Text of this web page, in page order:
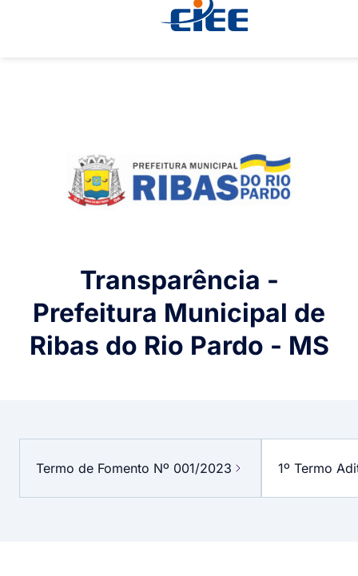
Transparência -
Prefeitura Municipal de
Ribas do Rio Pardo - MS
DOCUMENTOS
DA
PARCERIA
Termo de Fomento Nº 001/2023 1º Termo